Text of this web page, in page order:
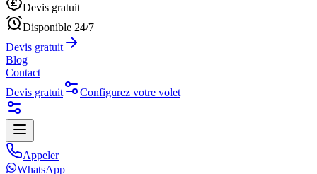
Devis gratuit
Disponible 24/7
Devis gratuit
Blog
Contact
Devis gratuit
Configurez votre volet
Appeler
WhatsApp